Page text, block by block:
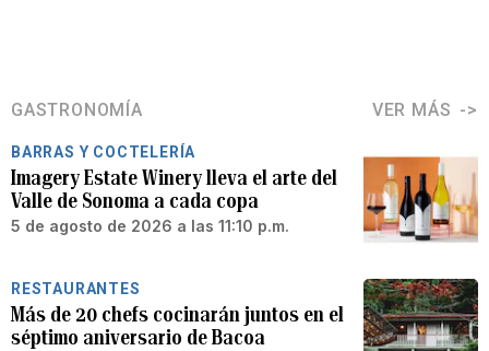
GASTRONOMÍA VER MÁS
BARRAS Y COCTELERÍA
Imagery Estate Winery lleva el arte del
Valle de Sonoma a cada copa
5 de agosto de 2026 a las 11:10 p.m.
RESTAURANTES
Más de 20 chefs cocinarán juntos en el
séptimo aniversario de Bacoa